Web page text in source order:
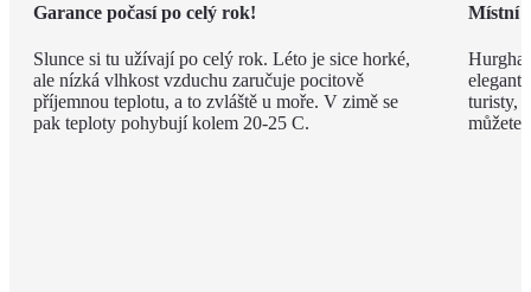
Garance počasí po celý rok!
Slunce si tu užívají po celý rok. Léto je sice horké,
ale nízká vlhkost vzduchu zaručuje pocitově
příjemnou teplotu, a to zvláště u moře. V zimě se
pak teploty pohybují kolem 20-25 C.
Místní
turisty,
můžete